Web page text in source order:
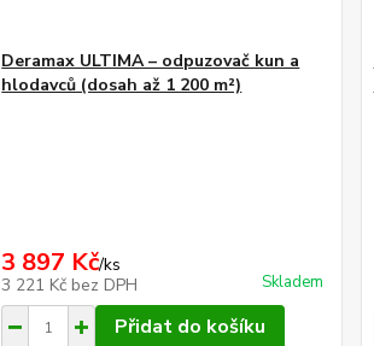
Deramax ULTIMA – odpuzovač kun a
hlodavců (dosah až 1 200 m²)
3 897 Kč/ks
3 221 Kč bez DPH Skladem
Přidat do košíku